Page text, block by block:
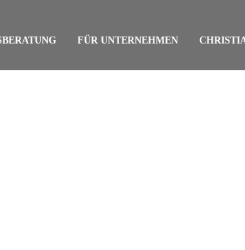
FÜR UNTERNEHMEN